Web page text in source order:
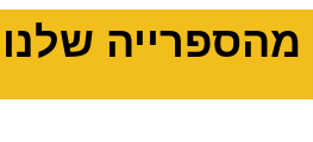
מהספרייה שלנו